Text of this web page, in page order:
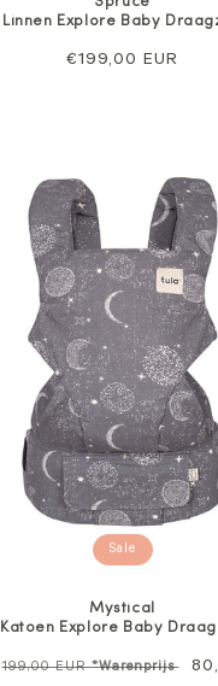
Linnen Explore Baby
Normale
€199,00 EUR
Sale
Mystical
Katoen Explore Baby
Normale
199,00 EUR*Warenprijs